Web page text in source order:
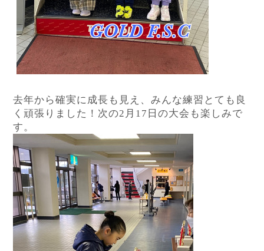
去年から確実に成長も見え、みんな練習とても良
く頑張りました！次の2 月 17 日の大会も楽しみで
す。